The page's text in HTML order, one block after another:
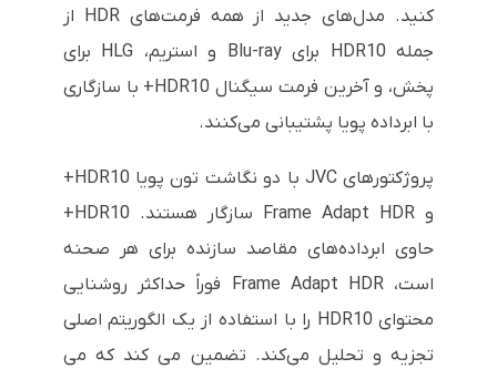
کنید. مدل‌های جدید از همه فرمت‌های HDR از
جمله HDR10 برای Blu-ray و استریم، HLG برای
پخش، و آخرین فرمت سیگنال HDR10+ با سازگاری
با ابرداده پویا پشتیبانی می‌کنند.
پروژکتورهای JVC با دو نگاشت تون پویا HDR10+
و Frame Adapt HDR سازگار هستند. HDR10+
حاوی ابرداده‌های مقاصد سازنده برای هر صحنه
است، Frame Adapt HDR فوراً حداکثر روشنایی
محتوای HDR10 را با استفاده از یک الگوریتم اصلی
تجزیه و تحلیل می‌کند. تضمین می کند که می